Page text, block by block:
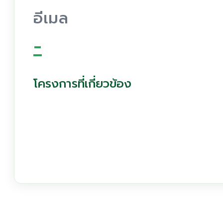
อีเมล
-
โครงการที่เกี่ยวข้อง